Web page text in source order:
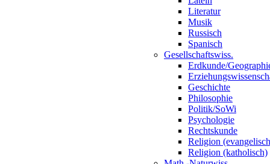
Literatur
Musik
Russisch
Spanisch
Gesellschaftswiss.
Erdkunde/
Geschichte
Philosophie
Politik/SoWi
Psychologie
Rechtskunde
Religion
Religion (katholisch)